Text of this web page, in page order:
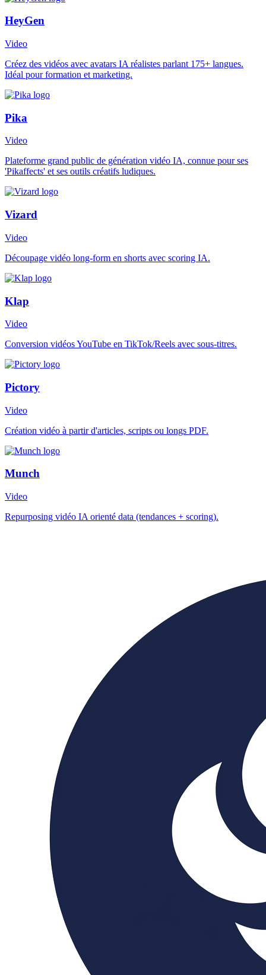
HeyGen
Video
Créez des vidéos avec avatars IA réalistes parlant 175+ langues.
Idéal pour formation et marketing.
Pika
Video
Plateforme grand public de génération vidéo IA, connue pour ses
'Pikaffects' et ses outils créatifs ludiques.
Vizard
Video
Découpage vidéo long-form en shorts avec scoring IA.
Klap
Video
Conversion vidéos YouTube en TikTok/Reels avec sous-titres.
Pictory
Video
Création vidéo à partir d'articles, scripts ou longs PDF.
Munch
Video
Repurposing vidéo IA orienté data (tendances + scoring).